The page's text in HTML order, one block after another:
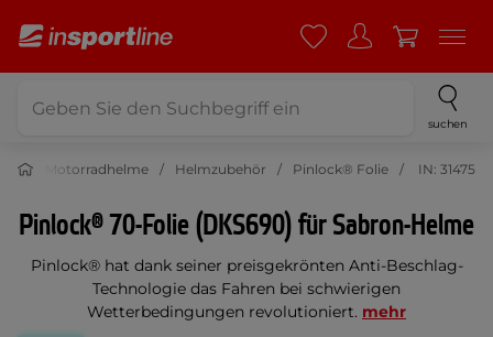
suchen
Motorradhelme Helmzubehör Pinlock® Folie IN: 31475
Pinlock® 70-Folie (DKS690) für Sabron-Helme
Pinlock® hat dank seiner preisgekrönten Anti-Beschlag-
Technologie das Fahren bei schwierigen
Wetterbedingungen revolutioniert. mehr